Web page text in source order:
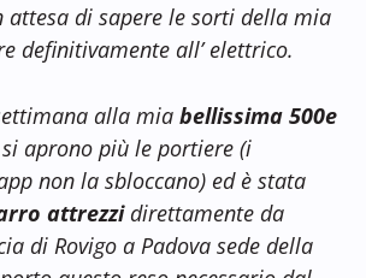
attesa di sapere le sorti della mia
definitivamente all’ elettrico.
alla mia bellissima 500e
aprono più le portiere (i
non la sbloccano) ed è stata
attrezzidirettamente da
di Rovigo a Padova sede della